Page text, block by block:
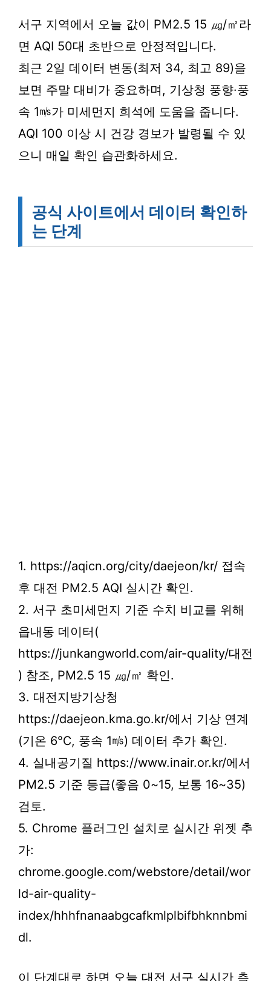
서구 지역에서 오늘 값이 PM2.5 15 ㎍/㎥라
면 AQI 50대 초반으로 안정적입니다.
최근 2일 데이터 변동(최저 34, 최고 89)을
보면 주말 대비가 중요하며, 기상청 풍향·풍
속 1㎧가 미세먼지 희석에 도움을 줍니다.
AQI 100 이상 시 건강 경보가 발령될 수 있
으니 매일 확인 습관화하세요.
공식 사이트에서 데이터 확인하
는 단계
1. https://aqicn.org/city/daejeon/kr/ 접속
후 대전 PM2.5 AQI 실시간 확인.
2. 서구 초미세먼지 기준 수치 비교를 위해
읍내동 데이터(
https://junkangworld.com/air-quality/대전
) 참조, PM2.5 15 ㎍/㎥ 확인.
3. 대전지방기상청
https://daejeon.kma.go.kr/에서 기상 연계
(기온 6℃, 풍속 1㎧) 데이터 추가 확인.
4. 실내공기질 https://www.inair.or.kr/에서
PM2.5 기준 등급(좋음 0~15, 보통 16~35)
검토.
5. Chrome 플러그인 설치로 실시간 위젯 추
가:
chrome.google.com/webstore/detail/wor
ld-air-quality-
index/hhhfnanaabgcafkmlplbifbhknnbmi
dl.
이 단계대로 하면 오늘 대전 서구 실시간 측